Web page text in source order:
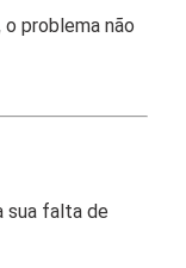
problema não
sua falta de